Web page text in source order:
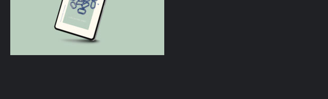
AÑADIR AL CARRITO /